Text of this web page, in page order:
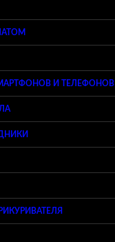
И ТЕЛЕФОНОВ